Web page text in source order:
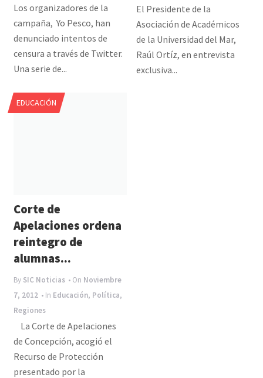
Los organizadores de la
campaña, Yo Pesco, han
denunciado intentos de
censura a través de Twitter.
Una serie de...
El Presidente de la
Asociación de Académicos
de la Universidad del Mar,
Raúl Ortíz, en entrevista
exclusiva...
EDUCACIÓN
Corte de
Apelaciones ordena
reintegro de
alumnas...
By SIC Noticias • On Noviembre
7, 2012 • In Educación, Política,
Regiones
La Corte de Apelaciones
de Concepción, acogió el
Recurso de Protección
presentado por la